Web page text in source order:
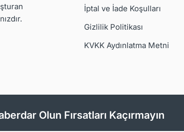
İptal ve İade Koşulları
Gizlilik Politikası
KVKK Aydınlatma Metni
Olun Fırsatları Kaçırmayın